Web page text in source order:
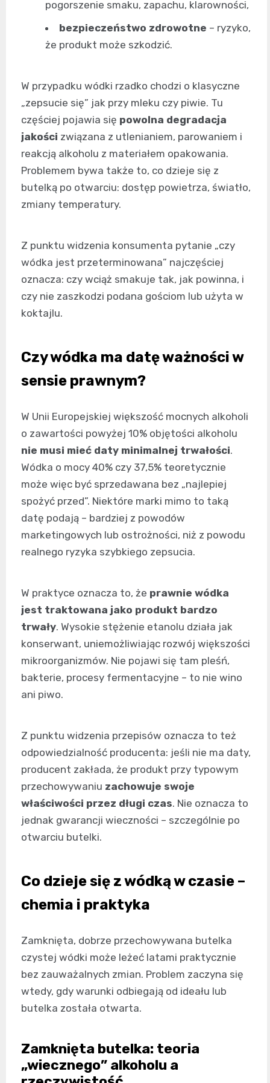
pogorszenie smaku, zapachu, klarowności,
bezpieczeństwo zdrowotne – ryzyko,
że produkt może szkodzić.
W przypadku wódki rzadko chodzi o klasyczne
„zepsucie się” jak przy mleku czy piwie. Tu
częściej pojawia się powolna degradacja
jakości związana z utlenianiem, parowaniem i
reakcją alkoholu z materiałem opakowania.
Problemem bywa także to, co dzieje się z
butelką po otwarciu: dostęp powietrza, światło,
zmiany temperatury.
Z punktu widzenia konsumenta pytanie „czy
wódka jest przeterminowana” najczęściej
oznacza: czy wciąż smakuje tak, jak powinna, i
czy nie zaszkodzi podana gościom lub użyta w
koktajlu.
Czy wódka ma datę ważności w
sensie prawnym?
W Unii Europejskiej większość mocnych alkoholi
o zawartości powyżej 10% objętości alkoholu
nie musi mieć daty minimalnej trwałości.
Wódka o mocy 40% czy 37,5% teoretycznie
może więc być sprzedawana bez „najlepiej
spożyć przed”. Niektóre marki mimo to taką
datę podają – bardziej z powodów
marketingowych lub ostrożności, niż z powodu
realnego ryzyka szybkiego zepsucia.
W praktyce oznacza to, że prawnie wódka
jest traktowana jako produkt bardzo
trwały. Wysokie stężenie etanolu działa jak
konserwant, uniemożliwiając rozwój większości
mikroorganizmów. Nie pojawi się tam pleśń,
bakterie, procesy fermentacyjne – to nie wino
ani piwo.
Z punktu widzenia przepisów oznacza to też
odpowiedzialność producenta: jeśli nie ma daty,
producent zakłada, że produkt przy typowym
przechowywaniu zachowuje swoje
właściwości przez długi czas. Nie oznacza to
jednak gwarancji wieczności – szczególnie po
otwarciu butelki.
Co dzieje się z wódką w czasie –
chemia i praktyka
Zamknięta, dobrze przechowywana butelka
czystej wódki może leżeć latami praktycznie
bez zauważalnych zmian. Problem zaczyna się
wtedy, gdy warunki odbiegają od ideału lub
butelka została otwarta.
Zamknięta butelka: teoria
„wiecznego” alkoholu a